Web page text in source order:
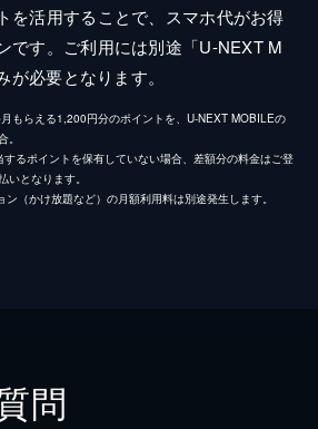
を活用することで、スマホ代がお得
です。ご利用には別途「U-NEXT M
必要となります。
もらえる1,200円分のポイントを、U-NEXT MOBILEの
るポイントを保有していない場合、差額分の料金はご登
となります。
（かけ放題など）の月額利用料は別途発生します。
問